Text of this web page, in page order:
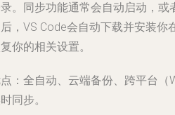
。同步功能通常会自动启动，或
，VS Code会自动下载并安装你
你的相关设置。
：全自动、云端备份、跨平台
同步。